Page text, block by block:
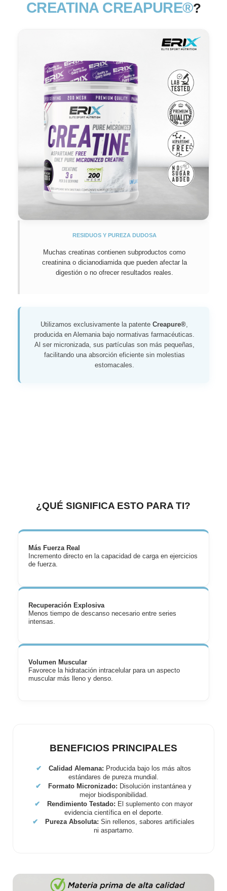
CREATINA CREAPURE®?
RESIDUOS Y PUREZA DUDOSA
Muchas creatinas contienen subproductos como
creatinina o dicianodiamida que pueden afectar la
digestión o no ofrecer resultados reales.
Utilizamos exclusivamente la patenteCreapure®,
producida en Alemania bajo normativas farmacéuticas.
Al ser micronizada, sus partículas son más pequeñas,
facilitando una absorción eficiente sin molestias
estomacales.
¿QUÉ SIGNIFICA ESTO PARA TI?
Más Fuerza Real
Incremento directo en la capacidad de carga en ejercicios
de fuerza.
Recuperación Explosiva
Menos tiempo de descanso necesario entre series
intensas.
Volumen Muscular
Favorece la hidratación intracelular para un aspecto
muscular más lleno y denso.
BENEFICIOS PRINCIPALES
✔ Calidad Alemana: Producida bajo los más altos
estándares de pureza mundial.
✔ Formato Micronizado: Disolución instantánea y
mejor biodisponibilidad.
✔ Rendimiento Testado: El suplemento con mayor
evidencia científica en el deporte.
✔ Pureza Absoluta: Sin rellenos, sabores artificiales
ni aspartamo.